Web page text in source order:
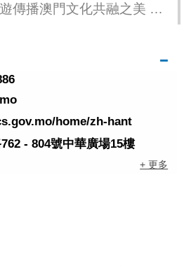
傳播澳門文化共融之美 譜
home/zh-hant
- 804號中華廣場15樓
+ 更多